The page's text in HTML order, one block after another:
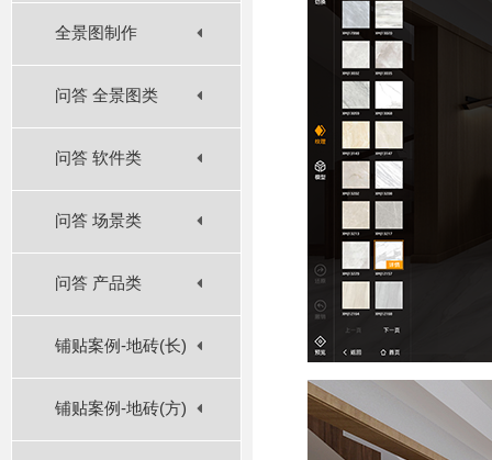
全景图制作
问答 全景图类
问答 软件类
问答 场景类
问答 产品类
铺贴案例-地砖(长)
铺贴案例-地砖(方)